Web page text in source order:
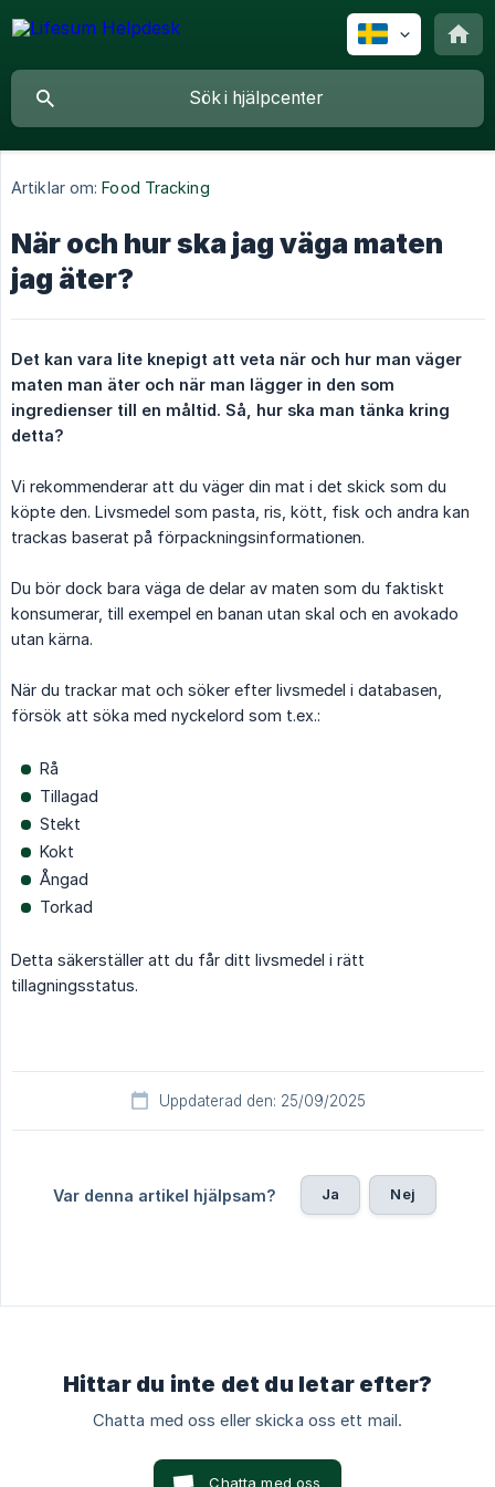
Artiklar om: Food Tracking
När och hur ska jag väga maten
jag äter?
Det kan vara lite knepigt att veta när och hur man väger
maten man äter och när man lägger in den som
ingredienser till en måltid. Så, hur ska man tänka kring
detta?
Vi rekommenderar att du väger din mat i det skick som du
köpte den. Livsmedel som pasta, ris, kött, fisk och andra kan
trackas baserat på förpackningsinformationen.
Du bör dock bara väga de delar av maten som du faktiskt
konsumerar, till exempel en banan utan skal och en avokado
utan kärna.
När du trackar mat och söker efter livsmedel i databasen,
försök att söka med nyckelord som t.ex.:
Rå
Tillagad
Stekt
Kokt
Ångad
Torkad
Detta säkerställer att du får ditt livsmedel i rätt
tillagningsstatus.
Uppdaterad den: 25/09/2025
Var denna artikel hjälpsam? Ja Nej
Hittar du inte det du letar efter?
Chatta med oss eller skicka oss ett mail.
Chatta med oss